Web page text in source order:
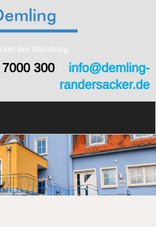
bei Würzburg
7000 300 info@demling-
randersacker.de